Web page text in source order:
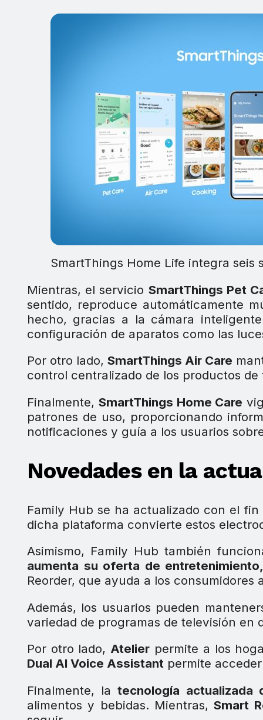
SmartThings Home Life integra seis
Mientras, el servicio SmartThings Pet
sentido, reproduce automáticamente
hecho, gracias a la cámara
configuración de aparatos como las
Por otro lado,SmartThings Air Care
control centralizado de los productos
Finalmente, SmartThings Home Care
patrones de uso, proporcionando
notificaciones y guía a los usuarios
Novedades en la
Family Hub se ha actualizado con el
dicha plataforma convierte estos
Asimismo, Family Hub también
aumenta su oferta de
Reorder, que ayuda a los
Además, los usuarios pueden
variedad de programas de televisión en
Por otro lado, Atelier permite a los
Dual AI Voice Assistantpermite acceder
Finalmente, la tecnología actualizada
alimentos y bebidas. Mientras,Smart